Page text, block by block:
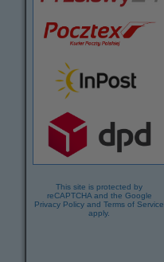
This site is protected by
reCAPTCHA and the Google
Privacy Policy and Terms of Service
apply.